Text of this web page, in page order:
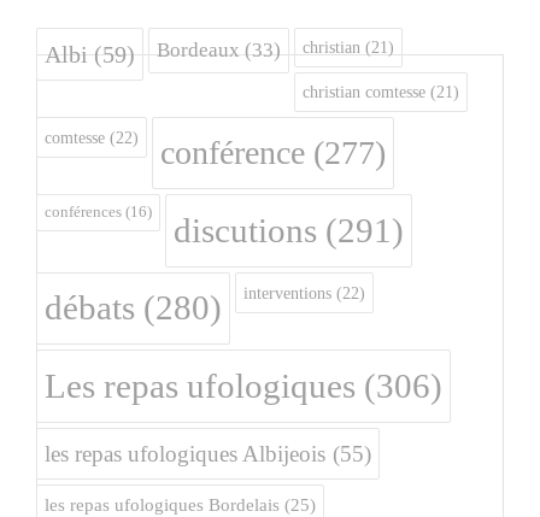
Albi(59) Bordeaux(33) christian (21)
christian comtesse (21)
comtesse (22) conférence (277)
conférences (16) discutions (291)
débats (280) interventions (22)
Les repas ufologiques (306)
les repas ufologiques Albijeois (55)
les repas ufologiques Bordelais (25)